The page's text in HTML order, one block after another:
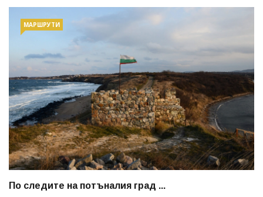
МАРШРУТИ
По следите на потъналия град ...